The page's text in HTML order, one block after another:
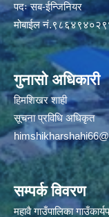
पदः सब-ईन्जिनियर
मोबाईल
गुनासो अधिकारी
हिमशिखर शाही
सूचना प्रविधि अधिकृत
सम्पर्क विवरण
महावै गाउँपालिका